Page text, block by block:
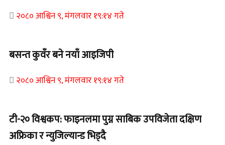
२०८० आश्विन ९, मंगलवार १९:१४ गते
बसन्त कुवँर बने नयाँ आइजिपी
२०८० आश्विन ९, मंगलवार १९:१४ गते
टी-२० विश्वकप: फाइनलमा पुग्न साबिक उपविजेता दक्षिण
अफ्रिका र न्युजिल्यान्ड भिड्दै